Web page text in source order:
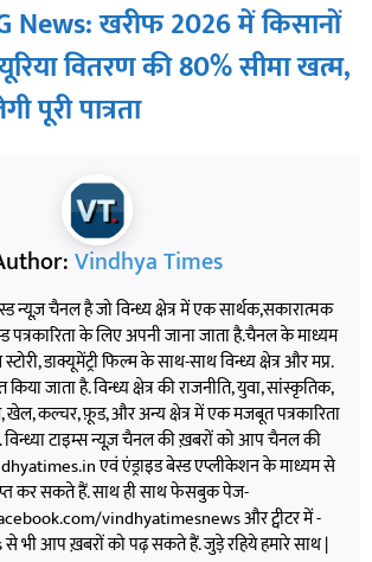
News: खरीफ 2026 में किसानों
वितरण की 80% सीमा खत्म,
पूरी पात्रता
Vindhya Times
न्यूज़ चैनल है जो विन्ध्य क्षेत्र में एक सार्थक,सकारात्मक
पत्रकारिता के लिए अपनी जाना जाता है.चैनल के माध्यम
डाक्यूमेंट्री फिल्म के साथ-साथ विन्ध्य क्षेत्र और मप्र.
किया जाता है. विन्ध्य क्षेत्र की राजनीति, युवा, सांस्कृतिक,
खेल, कल्चर, फ़ूड, और अन्य क्षेत्र में एक मजबूत पत्रकारिता
विन्ध्या टाइम्स न्यूज़ चैनल की ख़बरों को आप चैनल की
एवं एंड्राइड बेस्ड एप्लीकेशन के माध्यम से
कर सकते हैं. साथ ही साथ फेसबुक पेज-
vindhyatimesnews और ट्वीटर में -
भी आप ख़बरों को पढ़ सकते हैं. जुड़े रहिये हमारे साथ |